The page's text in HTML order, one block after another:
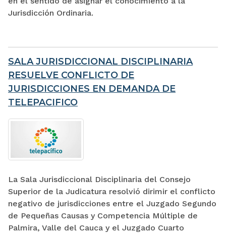
Jurisdicción Ordinaria.
SALA JURISDICCIONAL DISCIPLINARIA
RESUELVE CONFLICTO DE
JURISDICCIONES EN DEMANDA DE
TELEPACIFICO
La Sala Jurisdiccional Disciplinaria del Consejo
Superior de la Judicatura resolvió dirimir el conflicto
negativo de jurisdicciones entre el Juzgado Segundo
de Pequeñas Causas y Competencia Múltiple de
Palmira, Valle del Cauca y el Juzgado Cuarto